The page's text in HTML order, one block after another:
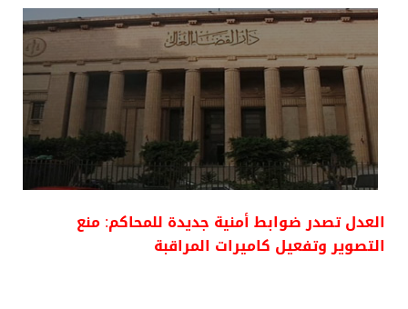
العدل تصدر ضوابط أمنية جديدة للمحاكم: منع
التصوير وتفعيل كاميرات المراقبة